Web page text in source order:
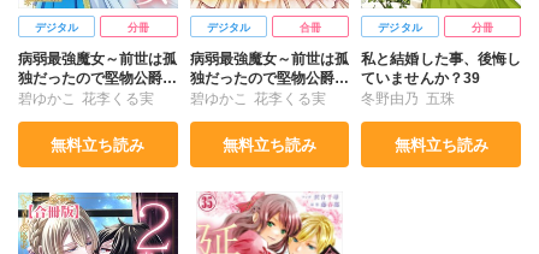
デジタル 分冊
病弱最強魔女～前世は孤
独だったので堅物公爵様
と幸せ人生計画始めます
碧ゆかこ 花李くる実
無料立ち読み
デジタル 合冊
病弱最強魔女～前世は孤
独だったので堅物公爵様
と幸せ人生計画始めます
碧ゆかこ 花李くる実
無料立ち読み
デジタル 分冊
私と結婚した事、後悔し
ていませんか？39
冬野由乃 五珠
無料立ち読み